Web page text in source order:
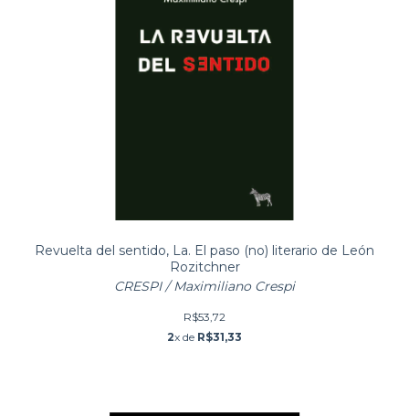
Revuelta del sentido, La. El paso (no) literario de León
Rozitchner
CRESPI / Maximiliano Crespi
R$53,72
2x de R$31,33